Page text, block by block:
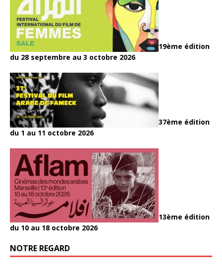
19ème édition
du 28 septembre au 3 octobre 2026
37ème édition
du 1 au 11 octobre 2026
13ème édition
du 10 au 18 octobre 2026
NOTRE REGARD